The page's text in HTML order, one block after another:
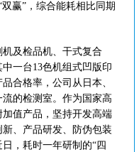
赢”，综合能耗相比同期
及检品机、干式复合
一台13色机组式凹版印
合格率，公司从日本、
的检测室。作为国家高
值产品，坚持开发高端
、产品研发、防伪包装
，耗时一年研制的“四